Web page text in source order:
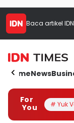
Baca artikel
HomeNews
For
You
# Yuk